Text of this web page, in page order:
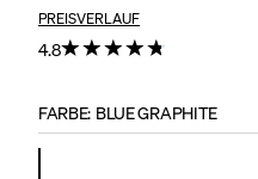
PREISVERLAUF
4.8
FARBE: BLUE GRAPHITE